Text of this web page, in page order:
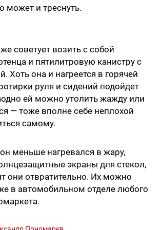
может и треснуть.
советует возить с собой
и пятилитровую канистру с
Хоть она и нагреется в горячей
руля и сидений подойдет
ей можно утолить жажду или
— тоже вполне себе неплохой
самому.
меньше нагревался в жару,
экраны для стекол,
они отвратительно. Их можно
в автомобильном отделе любого